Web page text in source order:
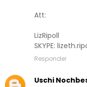
Att:
LizRipoll
SKYPE:
Responder
Uschi